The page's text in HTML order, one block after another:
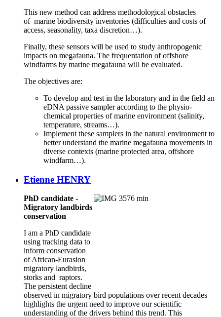
This new method can address methodological obstacles
of marine biodiversity inventories (difficulties and costs of
access, seasonality, taxa discretion…).
Finally, these sensors will be used to study anthropogenic
impacts on megafauna. The frequentation of offshore
windfarms by marine megafauna will be evaluated.
The objectives are:
To develop and test in the laboratory and in the field an
eDNA passive sampler according to the physio-
chemical properties of marine environment (salinity,
temperature, streams…).
Implement these samplers in the natural environment to
better understand the marine megafauna movements in
diverse contexts (marine protected area, offshore
windfarm…).
Etienne HENRY
PhD candidate -
Migratory landbirds
conservation
I am a PhD candidate
using tracking data to
inform conservation
of African-Eurasion
migratory landbirds,
storks and raptors.
The persistent decline
observed in migratory bird populations over recent decades
highlights the urgent need to improve our scientific
understanding of the drivers behind this trend. This